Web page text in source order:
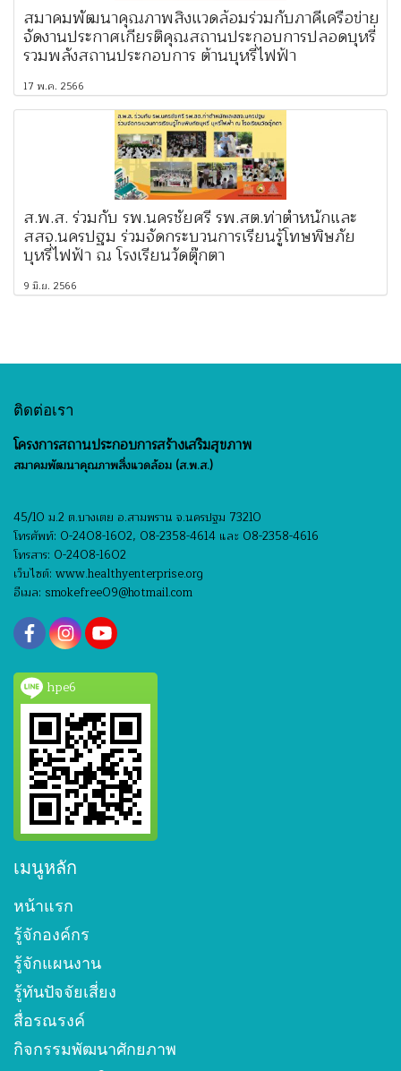
สมาคมพัฒนาคุณภาพสิ่งแวดล้อมร่วมกับภาคีเครือข่าย
จัดงานประกาศเกียรติคุณสถานประกอบการปลอดบุหรี่
รวมพลังสถานประกอบการ ต้านบุหรี่ไฟฟ้า
17 พ.ค. 2566
ส.พ.ส. ร่วมกับ รพ.นครชัยศรี รพ.สต.ท่าตำหนักและ
สสจ.นครปฐม ร่วมจัดกระบวนการเรียนรู้โทษพิษภัย
บุหรี่ไฟฟ้า ณ โรงเรียนวัดตุ๊กตา
9 มิ.ย. 2566
ติดต่อเรา
โครงการสถานประกอบการสร้างเสริมสุขภาพ
สมาคมพัฒนาคุณภาพสิ่งแวดล้อม (ส.พ.ส.)
45/10 ม.2 ต.บางเตย อ.สามพราน จ.นครปฐม 73210
โทรศัพท์: 0-2408-1602, 08-2358-4614 และ 08-2358-4616
โทรสาร: 0-2408-1602
เว็บไซต์: www.healthyenterprise.org
อีเมล: smokefree09@hotmail.com
hpe6
เมนูหลัก
หน้าแรก
รู้จักองค์กร
รู้จักแผนงาน
รู้ทันปัจจัยเสี่ยง
สื่อรณรงค์
กิจกรรมพัฒนาศักยภาพ